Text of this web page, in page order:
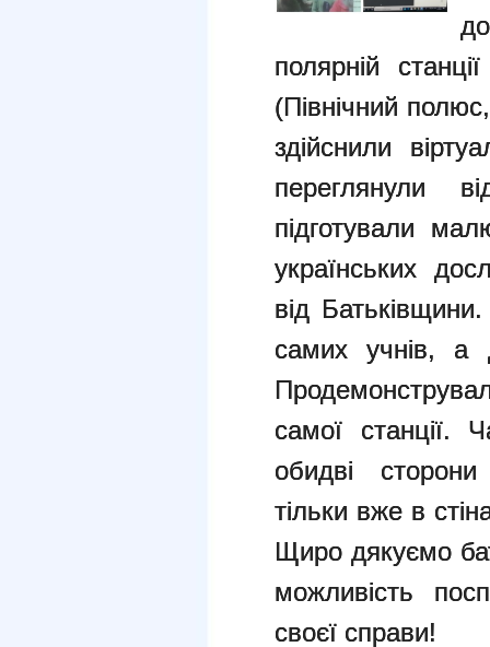
полярній
(Північний
здійснили
переглянули
підготували
українських
від
самих учнів, а
самої станції.
обидві
тільки вже в
Щиро дякуємо
можливість
своєї справи!